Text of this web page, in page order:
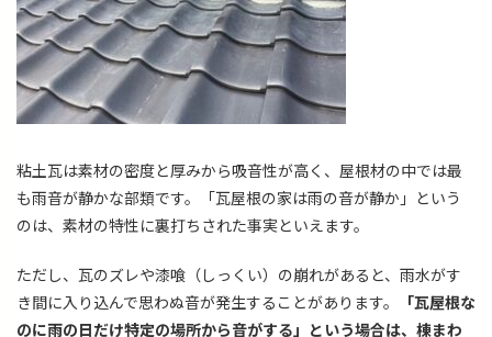
粘土瓦は素材の密度と厚みから吸音性が高く、屋根材の中では最
も雨音が静かな部類です。「瓦屋根の家は雨の音が静か」という
のは、素材の特性に裏打ちされた事実といえます。
ただし、瓦のズレや漆喰（しっくい）の崩れがあると、雨水がす
き間に入り込んで思わぬ音が発生することがあります。
「瓦屋根な
のに雨の日だけ特定の場所から音がする」という場合は、棟まわ